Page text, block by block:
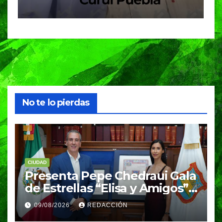
contribuyeron a
enriquecer
No te lo pierdas
CIUDAD
Presenta Pepe Chedraui Gala
de Estrellas “Elisa y Amigos”
para fortalecer el acceso a la
cultura en Puebla capital
09/08/2026 REDACCIÓN